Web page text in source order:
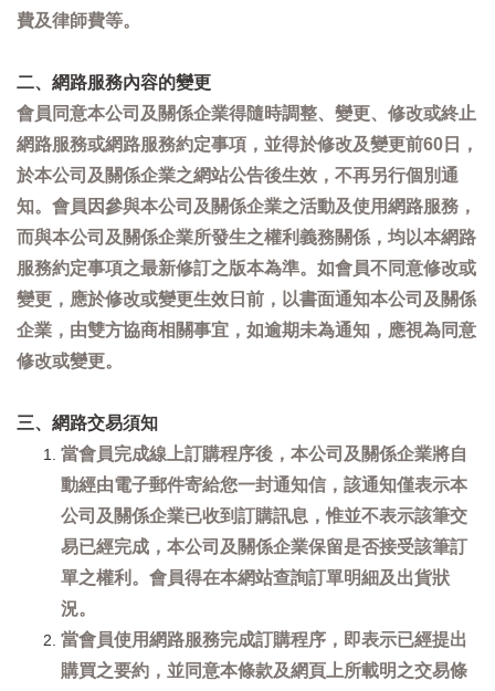
費及律師費等。
二、網路服務內容的變更
會員同意本公司及關係企業得隨時調整、變更、修改或終止
網路服務或網路服務約定事項，並得於修改及變更前60日，
於本公司及關係企業之網站公告後生效，不再另行個別通
知。會員因參與本公司及關係企業之活動及使用網路服務，
而與本公司及關係企業所發生之權利義務關係，均以本網路
服務約定事項之最新修訂之版本為準。如會員不同意修改或
變更，應於修改或變更生效日前，以書面通知本公司及關係
企業，由雙方協商相關事宜，如逾期未為通知，應視為同意
修改或變更。
三、網路交易須知
當會員完成線上訂購程序後，本公司及關係企業將自
動經由電子郵件寄給您一封通知信，該通知僅表示本
公司及關係企業已收到訂購訊息，惟並不表示該筆交
易已經完成，本公司及關係企業保留是否接受該筆訂
單之權利。會員得在本網站查詢訂單明細及出貨狀
況。
當會員使用網路服務完成訂購程序，即表示已經提出
購買之要約，並同意本條款及網頁上所載明之交易條